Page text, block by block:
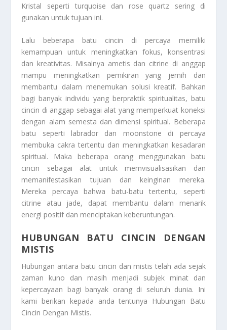
Kristal seperti turquoise dan rose quartz sering di
gunakan untuk tujuan ini.
Lalu beberapa batu cincin di percaya memiliki
kemampuan untuk meningkatkan fokus, konsentrasi
dan kreativitas. Misalnya ametis dan citrine di anggap
mampu meningkatkan pemikiran yang jernih dan
membantu dalam menemukan solusi kreatif. Bahkan
bagi banyak individu yang berpraktik spiritualitas, batu
cincin di anggap sebagai alat yang memperkuat koneksi
dengan alam semesta dan dimensi spiritual. Beberapa
batu seperti labrador dan moonstone di percaya
membuka cakra tertentu dan meningkatkan kesadaran
spiritual. Maka beberapa orang menggunakan batu
cincin sebagai alat untuk memvisualisasikan dan
memanifestasikan tujuan dan keinginan mereka.
Mereka percaya bahwa batu-batu tertentu, seperti
citrine atau jade, dapat membantu dalam menarik
energi positif dan menciptakan keberuntungan.
HUBUNGAN BATU CINCIN DENGAN
MISTIS
Hubungan antara batu cincin dan mistis telah ada sejak
zaman kuno dan masih menjadi subjek minat dan
kepercayaan bagi banyak orang di seluruh dunia. Ini
kami berikan kepada anda tentunya
Hubungan Batu
Cincin Dengan Mistis.